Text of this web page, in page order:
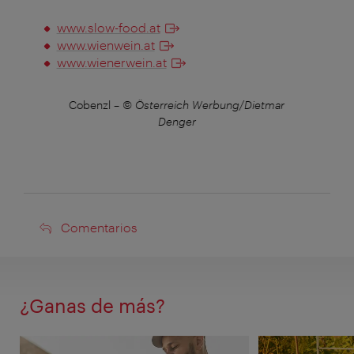
www.slow-food.at
www.wienwein.at
www.wienerwein.at
Cobenzl – © Österreich Werbung/Dietmar
Denger
Comentarios
Comentarios
¿Ganas de más?